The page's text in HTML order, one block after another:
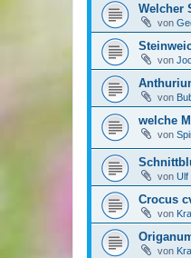
Welcher
von
von
von
welche
von
von Ulf
Crocus
von
von